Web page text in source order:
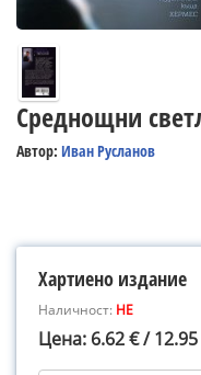
Среднощни
Автор: Иван Русланов
Хартиено издание
Наличност: НЕ
Цена: 6.62 € /